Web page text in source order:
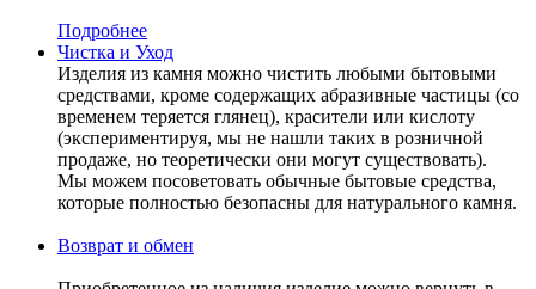
Подробнее
Чистка и Уход
Изделия из камня можно чистить любыми бытовыми
средствами, кроме содержащих абразивные частицы (со
временем теряется глянец), красители или кислоту
(экспериментируя, мы не нашли таких в розничной
продаже, но теоретически они могут существовать).
Мы можем посоветовать обычные бытовые средства,
которые полностью безопасны для натурального камня.
Возврат и обмен